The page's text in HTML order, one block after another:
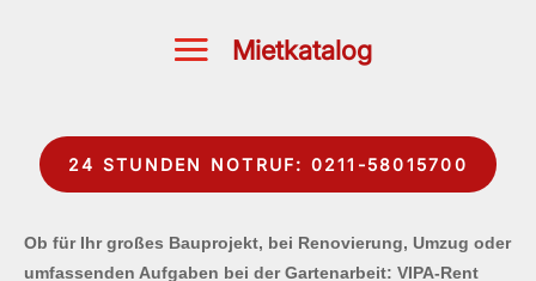
24 STUNDEN NOTRUF: 0211-58015700
Ob für Ihr großes Bauprojekt, bei Renovierung, Umzug oder
umfassenden Aufgaben bei der Gartenarbeit: VIPA-Rent